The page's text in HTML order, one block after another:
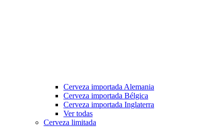
Cerveza importada Alemania
Cerveza importada Bélgica
Cerveza importada Inglaterra
Ver todas
Cerveza limitada